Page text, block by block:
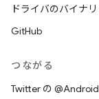
ドライバのバイナリ
GitHub
つながる
Twitter の @Android